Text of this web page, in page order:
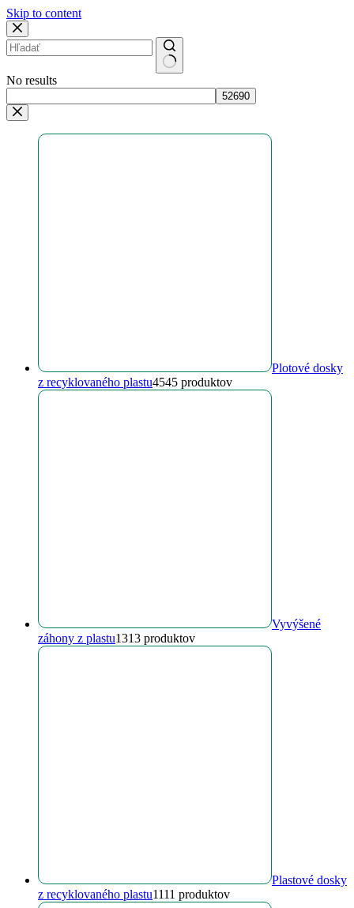
Skip to content
No results
Plotové dosky
z recyklovaného plastu4545 produktov
Vyvýšené
záhony z plastu1313 produktov
Plastové dosky
z recyklovaného plastu1111 produktov